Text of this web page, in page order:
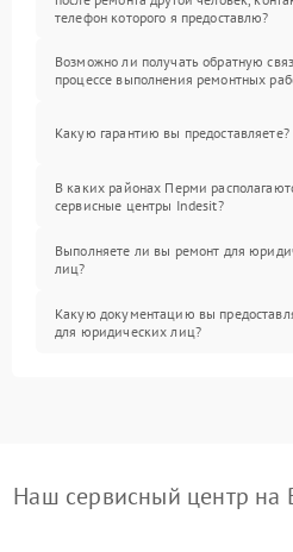
телефон которого я предоставлю?
Возможно ли получать обратную
процессе выполнения ремонтных
Какую гарантию вы предоставляете?
В каких районах Перми
сервисные центры Indesit?
Выполняете ли вы ремонт для
лиц?
Какую документацию вы
для юридических лиц?
Наш сервисный центр на